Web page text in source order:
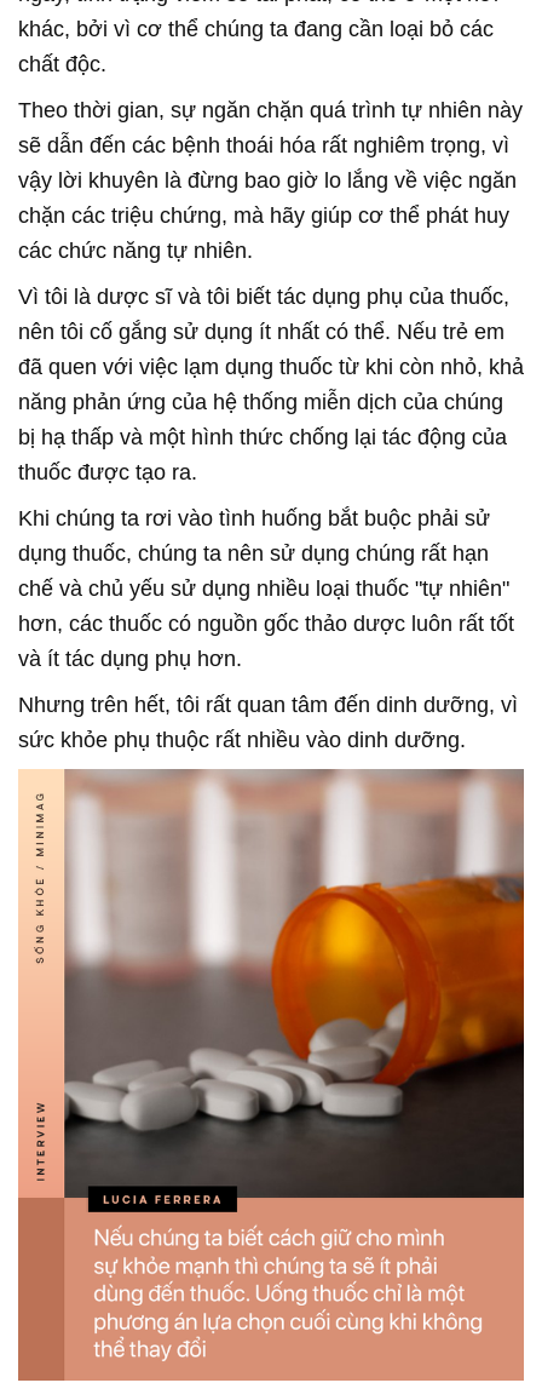
khác, bởi vì cơ thể chúng ta đang cần loại bỏ các
chất độc.
Theo thời gian, sự ngăn chặn quá trình tự nhiên này
sẽ dẫn đến các bệnh thoái hóa rất nghiêm trọng, vì
vậy lời khuyên là đừng bao giờ lo lắng về việc ngăn
chặn các triệu chứng, mà hãy giúp cơ thể phát huy
các chức năng tự nhiên.
Vì tôi là dược sĩ và tôi biết tác dụng phụ của thuốc,
nên tôi cố gắng sử dụng ít nhất có thể. Nếu trẻ em
đã quen với việc lạm dụng thuốc từ khi còn nhỏ, khả
năng phản ứng của hệ thống miễn dịch của chúng
bị hạ thấp và một hình thức chống lại tác động của
thuốc được tạo ra.
Khi chúng ta rơi vào tình huống bắt buộc phải sử
dụng thuốc, chúng ta nên sử dụng chúng rất hạn
chế và chủ yếu sử dụng nhiều loại thuốc "tự nhiên"
hơn, các thuốc có nguồn gốc thảo dược luôn rất tốt
và ít tác dụng phụ hơn.
Nhưng trên hết, tôi rất quan tâm đến dinh dưỡng, vì
sức khỏe phụ thuộc rất nhiều vào dinh dưỡng.